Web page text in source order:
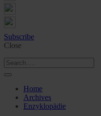
Subscribe
Close
Home
Archives
Enzyklopädie